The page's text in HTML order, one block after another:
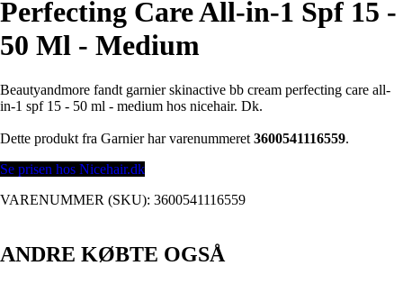
Perfecting Care All-in-1 Spf 15 -
50 Ml - Medium
Beautyandmore fandt garnier skinactive bb cream perfecting care all-
in-1 spf 15 - 50 ml - medium hos nicehair. Dk.
Dette produkt fra Garnier har varenummeret 3600541116559.
Se prisen hos Nicehair.dk
VARENUMMER (SKU): 3600541116559
ANDRE KØBTE OGSÅ